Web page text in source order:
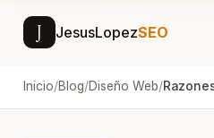
J JesusLopezSEO
Inicio/Blog/Diseño Web/